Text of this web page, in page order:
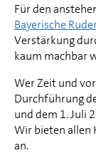
Für den
Bayerische
Verstärkung
kaum machbar
Wer Zeit und
Durchführung
und dem 1. Juli
Wir bieten allen
an.